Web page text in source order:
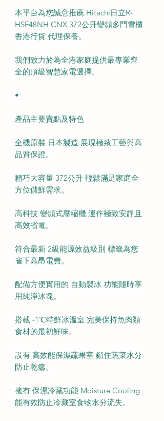
本平台為您誠意推薦 Hitachi日立R-
HSF48NH CNX 372公升變頻多門雪櫃
香港行貨 代理保養。
我們致力於為全港家庭提供最專業齊
全的頂級智慧家電選擇。
•
產品主要賣點及特色
全機原裝 日本製造 展現極致工藝與高
品質保證。
精巧大容量 372公升 輕鬆滿足家庭全
方位儲鮮需求。
高科技 變頻式壓縮機 運作極致安靜且
高效省電。
符合最新 2級能源效益級別 標籤為您
省下高昂電費。
配備方便實用的 自動製冰 功能隨時享
用純淨冰塊。
搭載 -1℃特鮮冰溫室 完美保持魚肉類
食材的最初鮮味。
設有 高效能保濕蔬果室 鎖住蔬菜水分
防止乾癟。
擁有 保濕冷藏功能 Moisture Cooling
能有效防止冷藏室食物水分流失。